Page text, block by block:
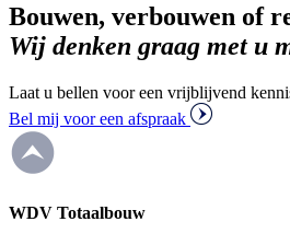
Bouwen, verbouwen of
Wij denken graag met u
Laat u bellen voor een vrijblijvend
Bel mij voor een afspraak
WDV Totaalbouw